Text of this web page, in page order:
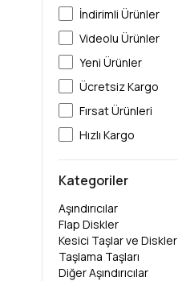
İndirimli Ürünler
Videolu Ürünler
Yeni Ürünler
Ücretsiz Kargo
Fırsat Ürünleri
Hızlı Kargo
Kategoriler
Aşındırıcılar
Flap Diskler
Kesici Taşlar ve Diskler
Taşlama Taşları
Diğer Aşındırıcılar